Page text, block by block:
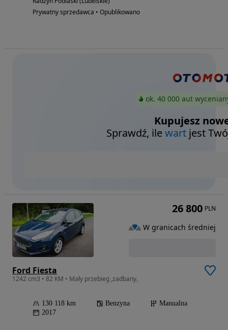
Prywatny sprzedawca • Opublikowano
ok. 40 000 aut
Kupujesz
Sprawdź, ilewart jest
Ford Fiesta
1242 cm3 • 82 KM • Mały przebieg ,zadbany,
130 118 km Benzyna
Manualna
2017
26 800 PLN
W granicach średniej